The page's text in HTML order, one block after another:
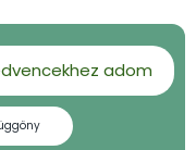
adom